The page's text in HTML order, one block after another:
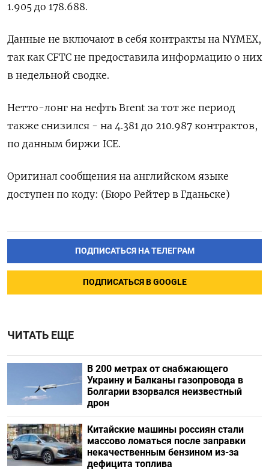
1.905 до 178.688.
Данные не включают в себя контракты на NYMEX,
так как CFTC не предоставила информацию о них
в недельной сводке.
Нетто-лонг на нефть Brent за тот же период
также снизился - на 4.381 до 210.987 контрактов,
по данным биржи ICE.
Оригинал сообщения на английском языке
доступен по коду: (Бюро Рейтер в Гданьске)
ПОДПИСАТЬСЯ НА ТЕЛЕГРАМ
ПОДПИСАТЬСЯ В GOOGLE
ЧИТАТЬ ЕЩЕ
В 200 метрах от снабжающего
Украину и Балканы газопровода в
Болгарии взорвался неизвестный
дрон
Китайские машины россиян стали
массово ломаться после заправки
некачественным бензином из-за
дефицита топлива